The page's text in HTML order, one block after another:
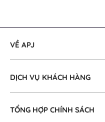
VỀ APJ
DỊCH VỤ KHÁCH HÀNG
TỔNG HỢP CHÍNH SÁCH